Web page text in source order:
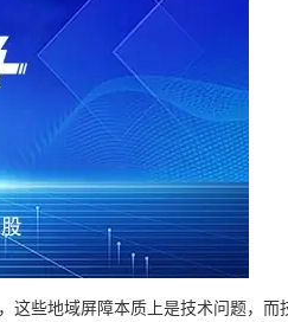
这些地域屏障本质上是技术问题，而